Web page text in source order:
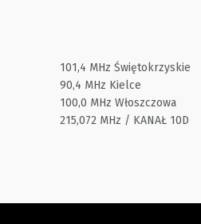
101,4 MHz Świętokrzyskie
90,4 MHz Kielce
100,0 MHz Włoszczowa
215,072 MHz / KANAŁ 10D